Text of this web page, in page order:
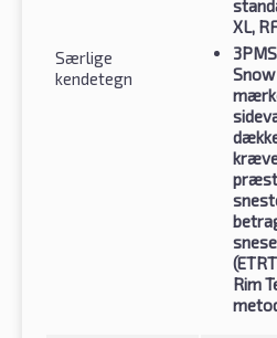
Særlige
kendetegn
XL,
Rim